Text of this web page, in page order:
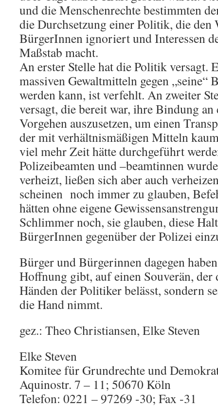
und die Menschenrechte bestimmten
die Durchsetzung einer Politik, die den
BürgerInnen ignoriert und Interessen
Maßstab macht.
An erster Stelle hat die Politik versagt.
massiven Gewaltmitteln gegen „seine“
werden kann, ist verfehlt. An zweiter
versagt, die bereit war, ihre Bindung an
Vorgehen auszusetzen, um einen
der mit verhältnismäßigen Mitteln
viel mehr Zeit hätte durchgeführt
Polizeibeamten und –beamtinnen
verheizt, ließen sich aber auch
scheinen noch immer zu glauben,
hätten ohne eigene
Schlimmer noch, sie glauben, diese
BürgerInnen gegenüber der Polizei
Bürger und Bürgerinnen dagegen
Hoffnung gibt, auf einen Souverän,
Händen der Politiker belässt, sondern
die Hand nimmt.
gez.: Theo Christiansen, Elke Steven
Elke Steven
Komitee für Grundrechte und
Aquinostr. 7 – 11; 50670 Köln
Telefon: 0221 – 97269 -30; Fax -31